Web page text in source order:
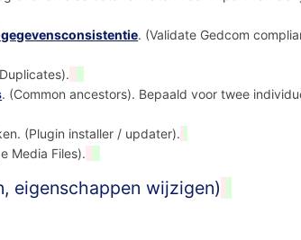
. (Validate Gedcom
. (Common ancestors). Bepaald voor twee
(Plugin installer / updater).
Media Files).
eigenschappen wijzigen)